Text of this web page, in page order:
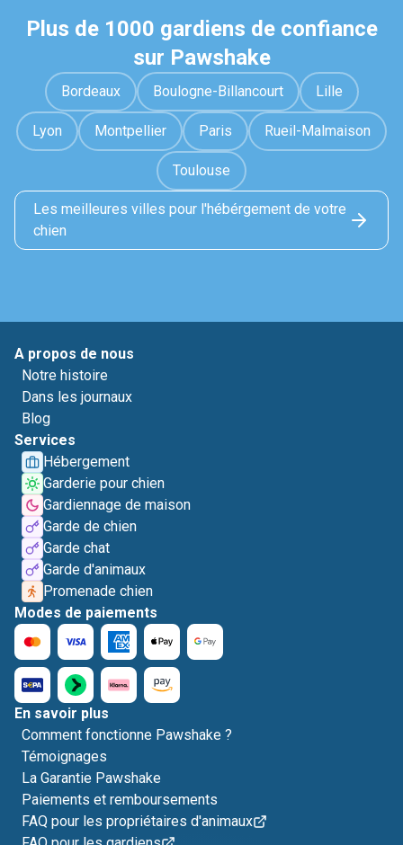
Plus de 1000 gardiens de confiance
sur Pawshake
Bordeaux Boulogne-Billancourt Lille
Lyon Montpellier Paris Rueil-Malmaison
Toulouse
Les meilleures villes pour l'hébérgement de votre
chien
A propos de nous
Notre histoire
Dans les journaux
Blog
Services
Hébergement
Garderie pour chien
Gardiennage de maison
Garde de chien
Garde chat
Garde d'animaux
Promenade chien
Modes de paiements
En savoir plus
Comment fonctionne Pawshake ?
Témoignages
La Garantie Pawshake
Paiements et remboursements
FAQ pour les propriétaires d'animaux